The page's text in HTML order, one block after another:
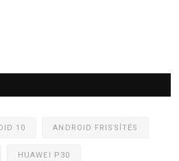
10 ANDROID FRISSÍTÉS
HUAWEI P30